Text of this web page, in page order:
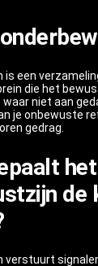
een
die het
waar niet aan
je onbewuste
gedrag.
het
de
verstuurt